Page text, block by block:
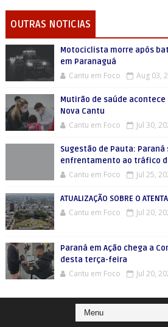
OUTRAS NOTICIAS
Motociclista morre após
em Paranaguá
Cantu em Foco Aug 03,
Mutirão de saúde
Nova Cantu
Cantu em Foco Jul 30,
Sugestão de Pauta:
enfrentamento ao tráfico
Cantu em Foco Jul 25,
ATUALIZAÇÃO SOBRE O
Cantu em Foco Jul 20,
Paraná em Ação chega a
desta terça-feira
Cantu em Foco Jul 20,